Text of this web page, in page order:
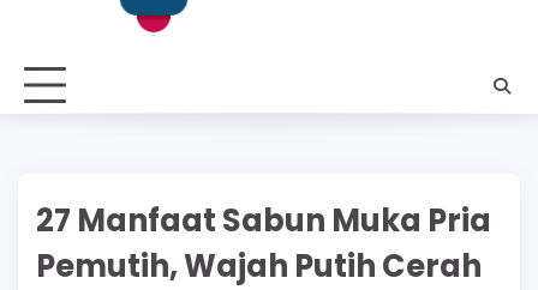
27 Manfaat Sabun Muka Pria
Pemutih, Wajah Putih Cerah